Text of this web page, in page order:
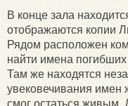
В конце зала
отображаются копии
Рядом расположен
найти имена
Там же находятся
увековечивания имен